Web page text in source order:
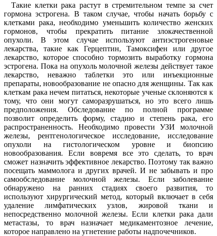
Такие клетки рака растут в стремительном темпе за счет
гормона эстрогена. В таком случае, чтобы начать борьбу с
клетками рака, необходимо уменьшить количество женских
гормонов, чтобы прекратить питание злокачественной
опухоли. В этом случае используют антиэстрогеновые
лекарства, такие как Герцептин, Тамоксифен или другое
лекарство, которое способно тормозить выработку гормона
эстрогена. Пока на опухоль молочной железы действует такое
лекарство, неважно таблетки это или инъекционные
препараты, новообразование не опасно для женщины. Так как
клеткам рака нечем питаться, некоторые ученые склоняются к
тому, что они могут саморазрушаться, но это всего лишь
предположения. Обследование по полной программе
позволит определить форму, стадию и степень рака, его
распространенность. Необходимо провести УЗИ молочной
железы, рентгенологическое исследование, исследование
опухоли на гистологическом уровне и биопсию
новообразования. Если вовремя все это сделать, то врач
сможет назначить эффективное лекарство. Поэтому так важно
посещать маммолога и других врачей. И не забывать и про
самообследование молочной железы. Если заболевание
обнаружено на ранних стадиях своего развития, то
используют хирургический метод, который включает в себя
удаление лимфатических узлов, жировой ткани и
непосредственно молочной железы. Если клетки рака дали
метастазы, то врач назначает медикаментозное лечение,
которое направлено на угнетение работы надпочечников.